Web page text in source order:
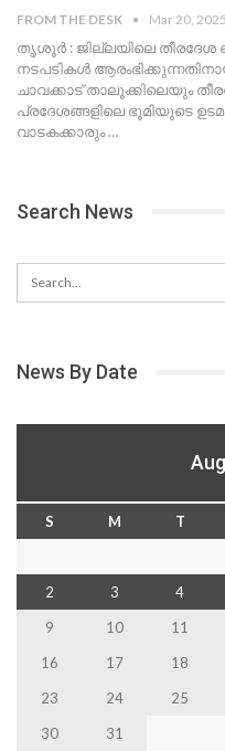
FROM THE DESK Mar 20, 2025
തൃശൂർ : ജില്ലയിലെ തീരദേശ
നടപടികൾ
ചാവക്കാട് താലൂക്കിലെയും
പ്രദേശങ്ങളിലെ ഭൂമിയുടെ
വാടകക്കാരും…
Search News
News By Date
S M T
2
3 4
9
10 11
16
17 18
23
24 25
30
31